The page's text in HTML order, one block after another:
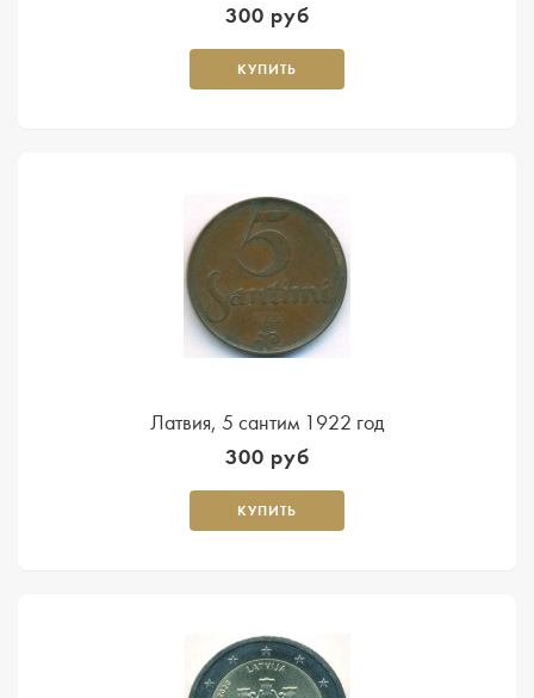
300 руб
КУПИТЬ
Латвия, 5 сантим 1922 год
300 руб
КУПИТЬ